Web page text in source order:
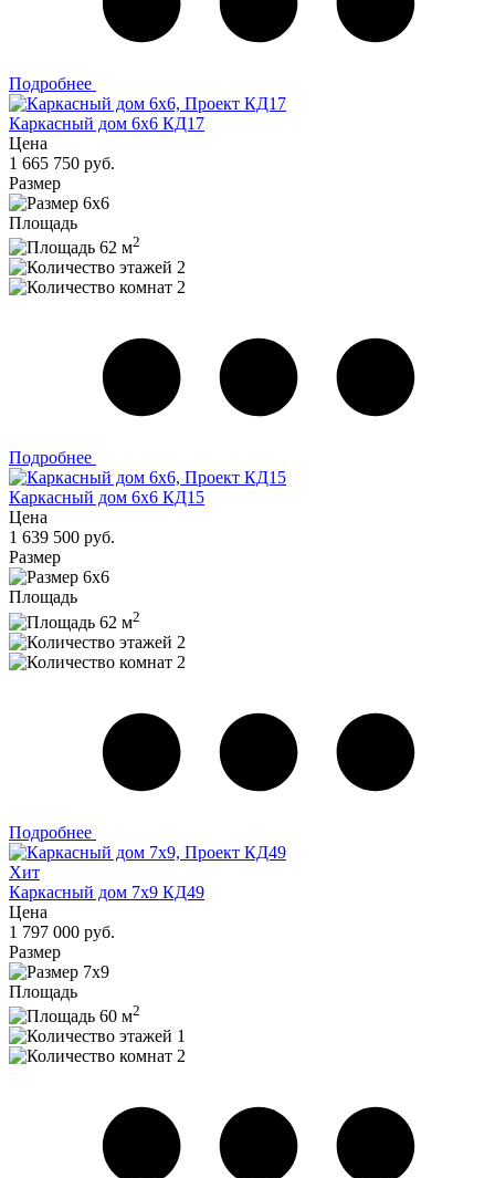
Подробнее
Каркасный дом 6х6 КД17
Цена
1 665 750 руб.
Размер
6х6
Площадь
62 м2
2
2
Подробнее
Каркасный дом 6х6 КД15
Цена
1 639 500 руб.
Размер
6х6
Площадь
62 м2
2
2
Подробнее
Хит
Каркасный дом 7x9 КД49
Цена
1 797 000 руб.
Размер
7x9
Площадь
60 м2
1
2